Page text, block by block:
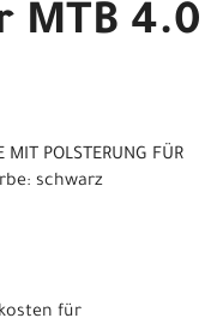
MTB 4.0
MIT POLSTERUNG FÜR
schwarz
für